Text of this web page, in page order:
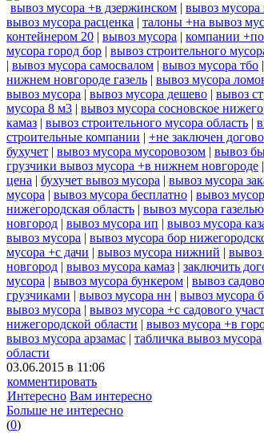
вывоз мусора +в дзержинском | вывоз мусора
вывоз мусора расценка | талоны +на вывоз
контейнером 20 | вывоз мусора | компании
мусора город бор | вывоз строительного
| вывоз мусора самосвалом | вывоз мусора тбо |
нижнем новгороде газель | вывоз мусора
вывоз мусора | вывоз мусора дешево | вывоз
мусора 8 м3 | вывоз мусора сосновское
камаз | вывоз строительного мусора область |
строительные компании | +не заключен
бухучет | вывоз мусора мусоровозом | вывоз
грузчики вывоз мусора +в нижнем новгороде |
цена | бухучет вывоз мусора | вывоз мусора
мусора | вывоз мусора бесплатно | вывоз
нижегородская область | вывоз мусора газелью
новгород | вывоз мусора ип | вывоз мусора
вывоз мусора | вывоз мусора бор
мусора +с дачи | вывоз мусора нижний | вывоз
новгород | вывоз мусора камаз | заключить
мусора | вывоз мусора бункером | вывоз
грузчиками | вывоз мусора нн | вывоз мусора
вывоз мусора | вывоз мусора +с садового
нижегородской области | вывоз мусора +в
вывоз мусора арзамас | табличка вывоз мусора
области
03.06.2015 в 11:06
комментировать
Интересно Вам интересно
Больше не интересно
(0)